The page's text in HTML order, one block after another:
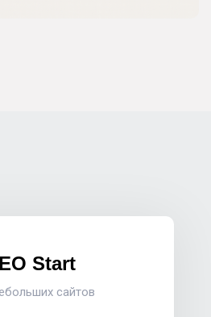
Start
сайтов